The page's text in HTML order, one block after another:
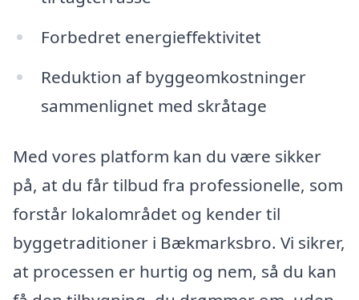
Forbedret energieffektivitet
Reduktion af byggeomkostninger
sammenlignet med skråtage
Med vores platform kan du være sikker
på, at du får tilbud fra professionelle, som
forstår lokalområdet og kender til
byggetraditioner i Bækmarksbro. Vi sikrer,
at processen er hurtig og nem, så du kan